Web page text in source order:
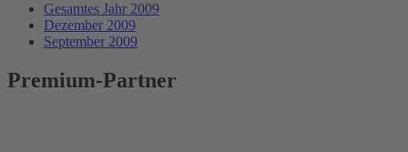
Gesamtes Jahr 2009
Dezember 2009
September 2009
Premium-Partner